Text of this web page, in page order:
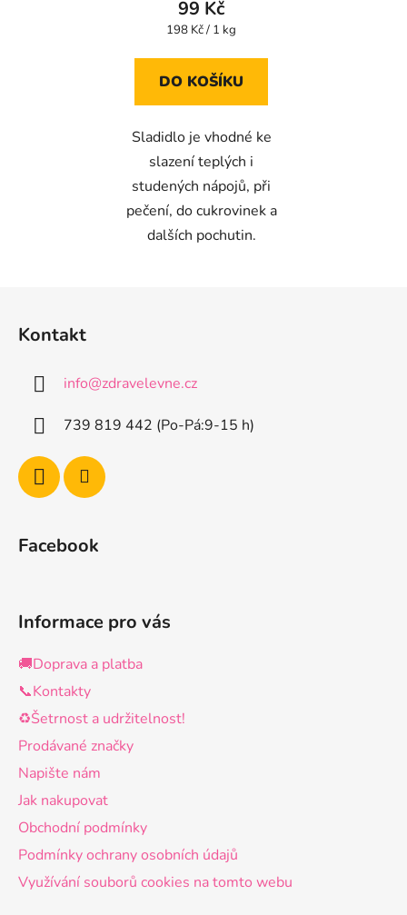
99 Kč
Měrná
198 Kč / 1 kg
DO KOŠÍKU
Sladidlo je vhodné ke
slazení teplých i
studených nápojů, při
pečení, do cukrovinek a
dalších pochutin.
Kontakt
info@zdravelevne.cz
739 819 442 (Po-Pá:9-15 h)
Facebook
Informace pro vás
🚚Doprava a platba
📞Kontakty
♻️Šetrnost a udržitelnost!
Prodávané značky
Napište nám
Jak nakupovat
Obchodní podmínky
Podmínky ochrany osobních údajů
Využívání souborů cookies na tomto webu